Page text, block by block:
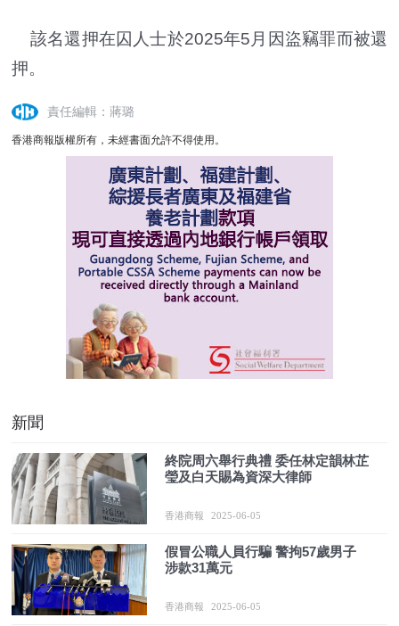
該名還押在囚人士於2025年5月因盜竊罪而被還
押。
責任編輯：蔣璐
香港商報版權所有，未經書面允許不得使用。
新聞
終院周六舉行典禮 委任林定韻林芷
瑩及白天賜為資深大律師
香港商報 2025-06-05
假冒公職人員行騙 警拘57歲男子
涉款31萬元
香港商報 2025-06-05